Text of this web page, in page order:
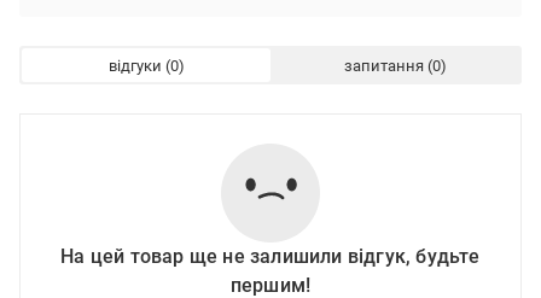
відгуки запитання
На цей товар ще не залишили відгук, будьте
першим!